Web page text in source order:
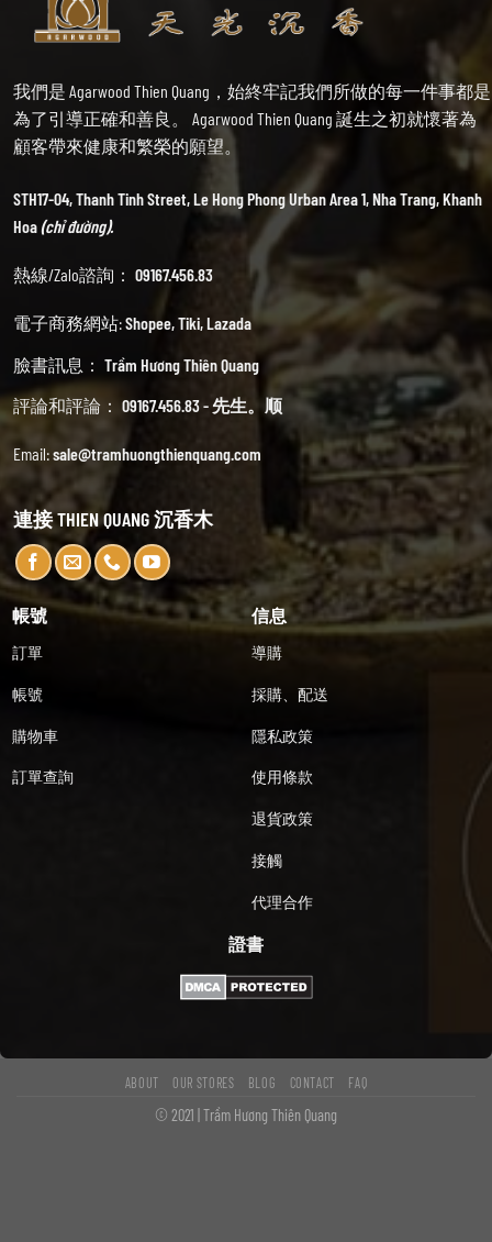
我們是 Agarwood Thien Quang，始終牢記我們所做的每一件事都是
為了引導正確和善良。 Agarwood Thien Quang 誕生之初就懷著為
顧客帶來健康和繁榮的願望。
STH17-04, Thanh Tinh Street, Le Hong Phong Urban Area 1, Nha Trang, Khanh
Hoa(chỉ đường).
熱線/Zalo諮詢： 09167.456.83
電子商務網站:Shopee,Tiki,Lazada
臉書訊息： Trầm Hương Thiên Quang
評論和評論： 09167.456.83 - 先生。顺
Email:sale@tramhuongthienquang.com
連接 THIEN QUANG 沉香木
帳號
訂單
帳號
購物車
訂單查詢
信息
導購
採購、配送
隱私政策
使用條款
退貨政策
接觸
代理合作
證書
ABOUT OUR STORES BLOG CONTACT FAQ
© 2021 | Trầm Hương Thiên Quang